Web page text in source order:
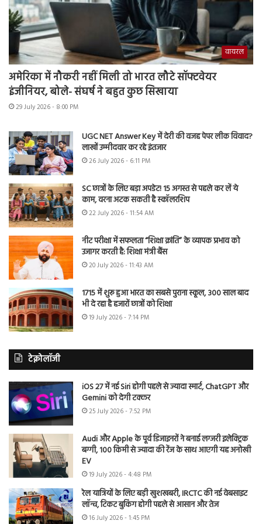
वायरल
अमेरिका में नौकरी नहीं मिली तो भारत लौटे सॉफ्टवेयर
इंजीनियर, बोले- संघर्ष ने बहुत कुछ सिखाया
29 July 2026 - 8:00 PM
UGC NET Answer Key में देरी की वजह पेपर लीक विवाद?
लाखों उम्मीदवार कर रहे इंतजार
26 July 2026 - 6:11 PM
SC छात्रों के लिए बड़ा अपडेट! 15 अगस्त से पहले कर लें ये
काम, वरना अटक सकती है स्कॉलरशिप
22 July 2026 - 11:54 AM
नीट परीक्षा में सफलता “शिक्षा क्रांति” के व्यापक प्रभाव को
उजागर करती है: शिक्षा मंत्री बैंस
20 July 2026 - 11:43 AM
1715 में शुरू हुआ भारत का सबसे पुराना स्कूल, 300 साल बाद
भी दे रहा है हजारों छात्रों को शिक्षा
19 July 2026 - 7:14 PM
टेक्नोलॉजी
iOS 27 में नई Siri होगी पहले से ज्यादा स्मार्ट, ChatGPT और
Gemini को देगी टक्कर
25 July 2026 - 7:52 PM
Audi और Apple के पूर्व डिजाइनरों ने बनाई लग्जरी इलेक्ट्रिक
बग्गी, 100 किमी से ज्यादा की रेंज के साथ आएगी यह अनोखी
EV
19 July 2026 - 4:48 PM
रेल यात्रियों के लिए बड़ी खुशखबरी, IRCTC की नई वेबसाइट
लॉन्च, टिकट बुकिंग होगी पहले से आसान और तेज
16 July 2026 - 1:45 PM